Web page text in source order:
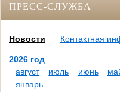
ПРЕСС-СЛУЖБА
Новости Контактная
2026 год
август
июль июнь
январь